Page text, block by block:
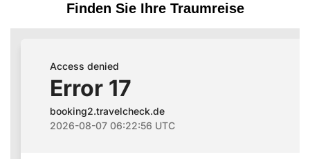
Finden Sie Ihre Traumreise